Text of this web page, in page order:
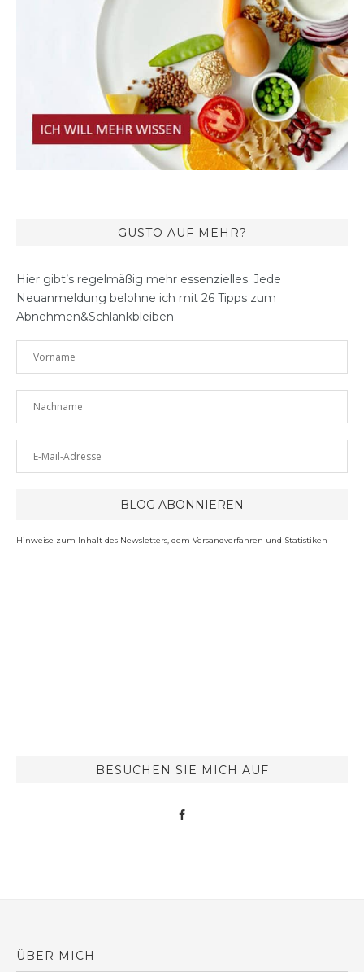
GUSTO AUF MEHR?
Hier gibt’s regelmäßig mehr essenzielles. Jede
Neuanmeldung belohne ich mit 26 Tipps zum
Abnehmen&Schlankbleiben.
Hinweise zum Inhalt des Newsletters, dem Versandverfahren und Statistiken
BESUCHEN SIE MICH AUF
ÜBER MICH